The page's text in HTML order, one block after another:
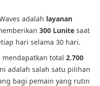
adalah layanan
300 Lunite saat
hari selama 30 hari.
mendapatkan total 2.700
adalah salah satu pilihan
bagi pemain yang rutin